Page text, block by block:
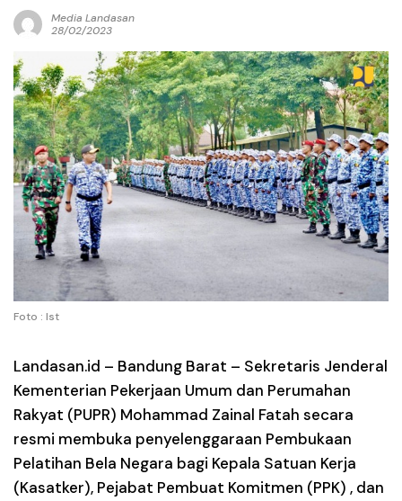
Media Landasan
28/02/2023
Foto : Ist
Landasan.id – Bandung Barat – Sekretaris Jenderal
Kementerian Pekerjaan Umum dan Perumahan
Rakyat (PUPR) Mohammad Zainal Fatah secara
resmi membuka penyelenggaraan Pembukaan
Pelatihan Bela Negara bagi Kepala Satuan Kerja
(Kasatker), Pejabat Pembuat Komitmen (PPK) , dan